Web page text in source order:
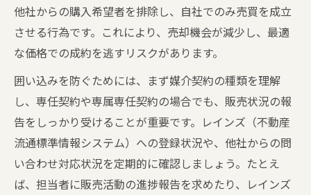
他社からの購入希望者を排除し、自社でのみ売買を成立
させる行為です。これにより、売却機会が減少し、最適
な価格での成約を逃すリスクがあります。
囲い込みを防ぐためには、まず媒介契約の種類を理解
し、専任契約や専属専任契約の場合でも、販売状況の報
告をしっかり受けることが重要です。レインズ（不動産
流通標準情報システム）への登録状況や、他社からの問
い合わせ対応状況を定期的に確認しましょう。たとえ
ば、担当者に販売活動の進捗報告を求めたり、レインズ